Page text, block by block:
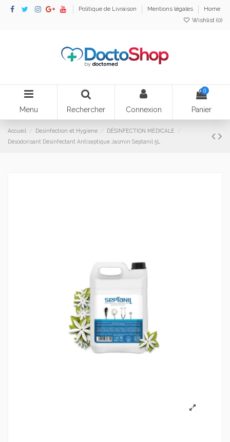
Politique de Livraison Mentions légales
Home
Wishlist (0)
Menu Rechercher Connexion
0
Panier
Accueil Desinfection et Hygiene
DÉSINFECTION MÉDICALE
Désodorisant Désinfectant Antiseptique Jasmin Septanil 5L